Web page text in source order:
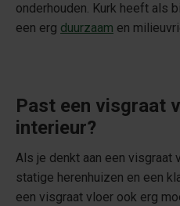
onderhouden. Kurk heeft als
een erg duurzaam en
Past een visgraat
interieur?
Als je denkt aan een visgraat
statige herenhuizen en een
een visgraat vloer ook erg